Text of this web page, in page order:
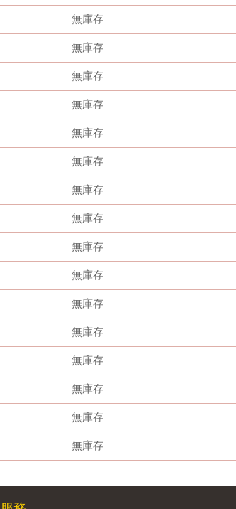
無庫存
無庫存
無庫存
無庫存
無庫存
無庫存
無庫存
無庫存
無庫存
無庫存
無庫存
無庫存
無庫存
無庫存
無庫存
無庫存